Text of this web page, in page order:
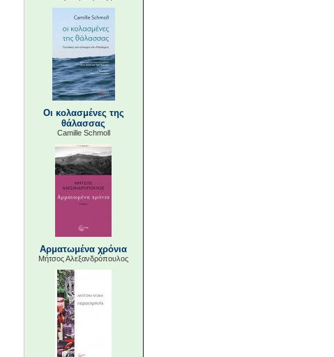
Οι κολασμένες της
θάλασσας
Camille Schmoll
Αρματωμένα χρόνια
Μήτσος Αλεξανδρόπουλος